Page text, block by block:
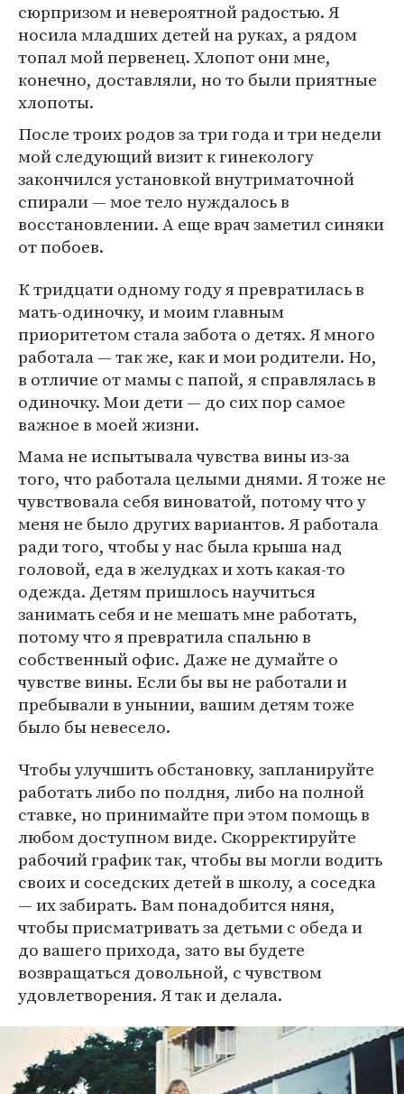
сюрпризом и невероятной радостью. Я
носила младших детей на руках, а рядом
топал мой первенец. Хлопот они мне,
конечно, доставляли, но то были приятные
хлопоты.
После троих родов за три года и три недели
мой следующий визит к гинекологу
закончился установкой внутриматочной
спирали — мое тело нуждалось в
восстановлении. А еще врач заметил синяки
от побоев.
К тридцати одному году я превратилась в
мать-одиночку, и моим главным
приоритетом стала забота о детях. Я много
работала — так же, как и мои родители. Но,
в отличие от мамы с папой, я справлялась в
одиночку. Мои дети — до сих пор самое
важное в моей жизни.
Мама не испытывала чувства вины из-за
того, что работала целыми днями. Я тоже не
чувствовала себя виноватой, потому что у
меня не было других вариантов. Я работала
ради того, чтобы у нас была крыша над
головой, еда в желудках и хоть какая-то
одежда. Детям пришлось научиться
занимать себя и не мешать мне работать,
потому что я превратила спальню в
собственный офис. Даже не думайте о
чувстве вины. Если бы вы не работали и
пребывали в унынии, вашим детям тоже
было бы невесело.
Чтобы улучшить обстановку, запланируйте
работать либо по полдня, либо на полной
ставке, но принимайте при этом помощь в
любом доступном виде. Скорректируйте
рабочий график так, чтобы вы могли водить
своих и соседских детей в школу, а соседка
— их забирать. Вам понадобится няня,
чтобы присматривать за детьми с обеда и
до вашего прихода, зато вы будете
возвращаться довольной, с чувством
удовлетворения. Я так и делала.